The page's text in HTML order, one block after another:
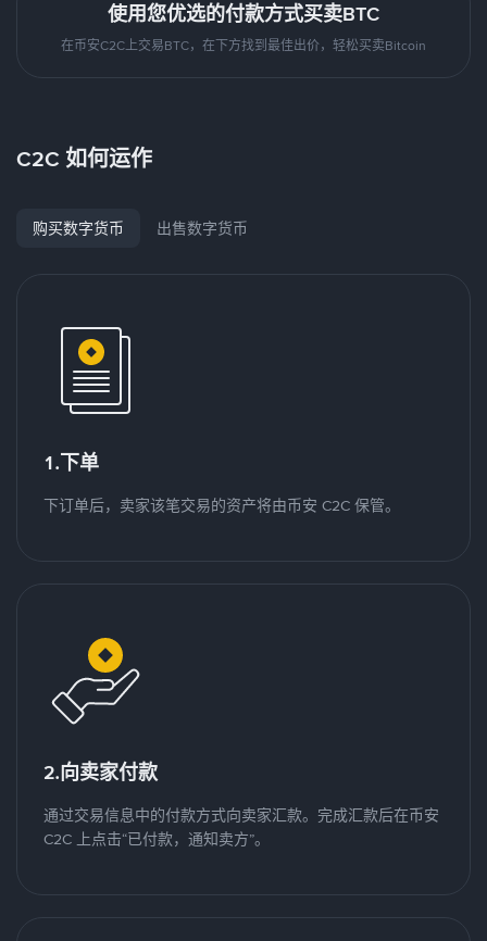
使用您优选的付款方式买卖BTC
在币安C2C上交易BTC，在下方找到最佳出价，轻松买卖Bitcoin
C2C 如何运作
购买数字货币 出售数字货币
1.下单
下订单后，卖家该笔交易的资产将由币安 C2C 保管。
2.向卖家付款
通过交易信息中的付款方式向卖家汇款。完成汇款后在币安
C2C 上点击“已付款，通知卖方”。